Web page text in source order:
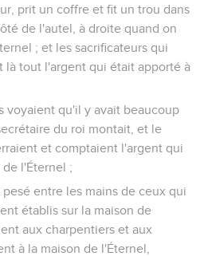
prit un coffre et fit un trou dans
de l'autel, à droite quand on
; et les sacrificateurs qui
là tout l'argent qui était apporté à
voyaient qu'il y avait beaucoup
du roi montait, et le
et comptaient l'argent qui
l'Éternel ;
entre les mains de ceux qui
établis sur la maison de
aux charpentiers et aux
à la maison de l'Éternel,